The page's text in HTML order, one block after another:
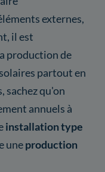
externes,
il est
production de
partout en
sachez qu'on
annuels à
installation type
uneproduction